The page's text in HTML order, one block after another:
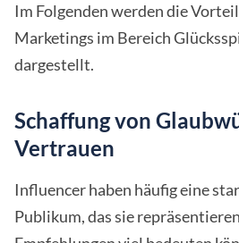
Im Folgenden werden die
Marketings im Bereich
dargestellt.
Schaffung von
Vertrauen
Influencer haben häufig eine
Publikum, das sie